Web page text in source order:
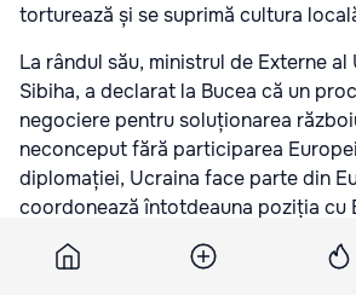
torturează și se suprimă cultura
La rândul său, ministrul de Externe
Sibiha, a declarat la Bucea că un
negociere pentru soluționarea
neconceput fără participarea
diplomației, Ucraina face parte din
coordonează întotdeauna poziția cu